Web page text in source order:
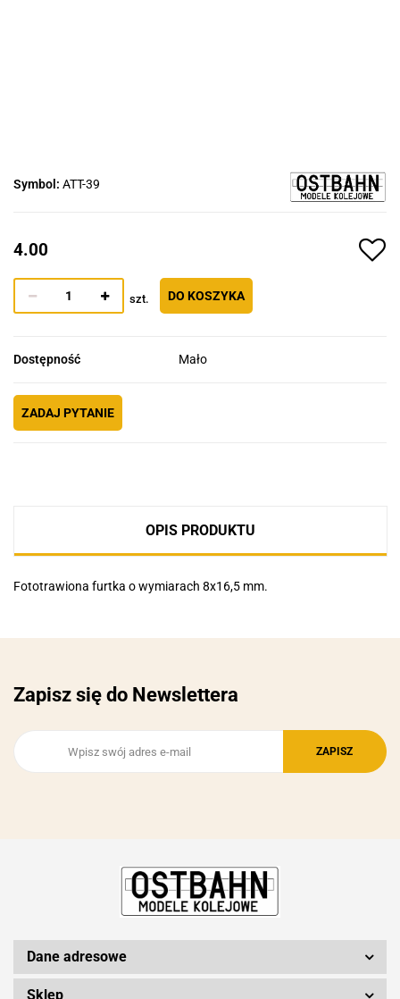
Symbol: ATT-39
4.00
szt. DO KOSZYKA
Dostępność Mało
ZADAJ PYTANIE
OPIS PRODUKTU
Fototrawiona furtka o wymiarach 8x16,5 mm.
Zapisz się do Newslettera
Dane adresowe
Sklep